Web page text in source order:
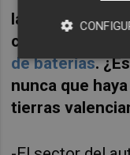
la Comunitat
captar fondos
de baterías. ¿E
nunca que
tierras